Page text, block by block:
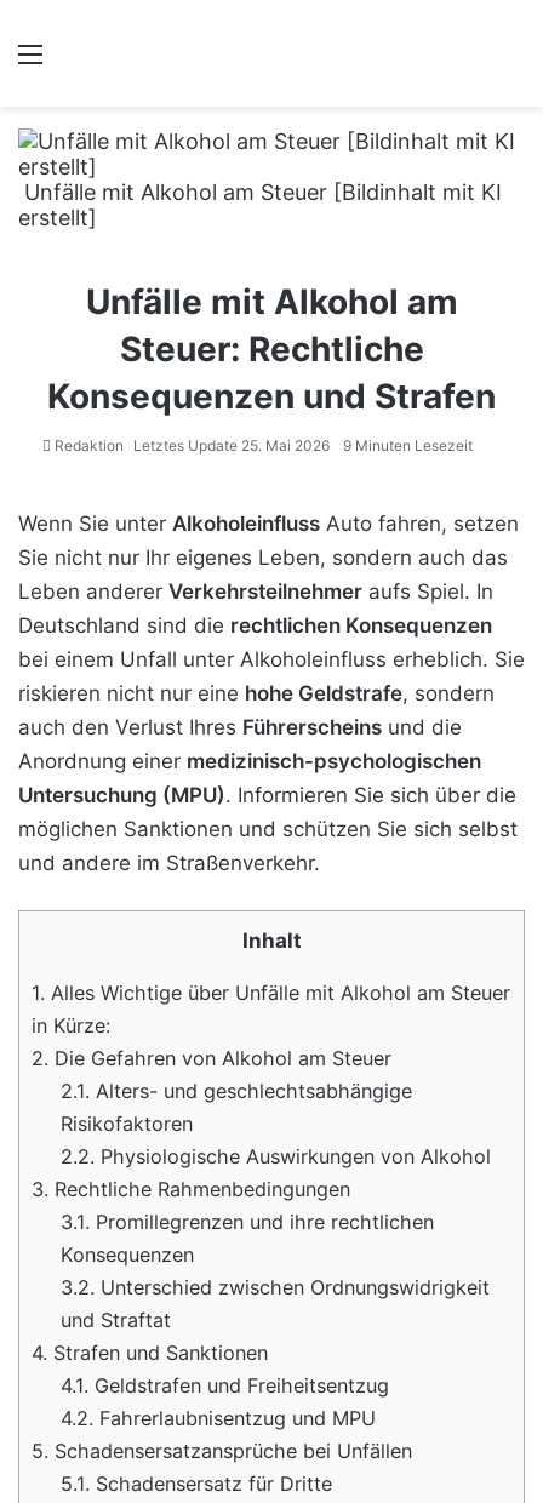
Unfälle mit Alkohol am Steuer [Bildinhalt mit KI
erstellt]
Unfälle mit Alkohol am
Steuer: Rechtliche
Konsequenzen und Strafen
Redaktion Letztes Update 25. Mai 2026 9 Minuten Lesezeit
Wenn Sie unter Alkoholeinfluss Auto fahren, setzen
Sie nicht nur Ihr eigenes Leben, sondern auch das
Leben anderer Verkehrsteilnehmer aufs Spiel. In
Deutschland sind die rechtlichen Konsequenzen
bei einem Unfall unter Alkoholeinfluss erheblich. Sie
riskieren nicht nur eine hohe Geldstrafe, sondern
auch den Verlust Ihres Führerscheins und die
Anordnung einer medizinisch-psychologischen
Untersuchung (MPU). Informieren Sie sich über die
möglichen Sanktionen und schützen Sie sich selbst
und andere im Straßenverkehr.
Inhalt
1. Alles Wichtige über Unfälle mit Alkohol am Steuer
in Kürze:
2. Die Gefahren von Alkohol am Steuer
2.1. Alters- und geschlechtsabhängige
Risikofaktoren
2.2. Physiologische Auswirkungen von Alkohol
3. Rechtliche Rahmenbedingungen
3.1. Promillegrenzen und ihre rechtlichen
Konsequenzen
3.2. Unterschied zwischen Ordnungswidrigkeit
und Straftat
4. Strafen und Sanktionen
4.1. Geldstrafen und Freiheitsentzug
4.2. Fahrerlaubnisentzug und MPU
5. Schadensersatzansprüche bei Unfällen
5.1. Schadensersatz für Dritte